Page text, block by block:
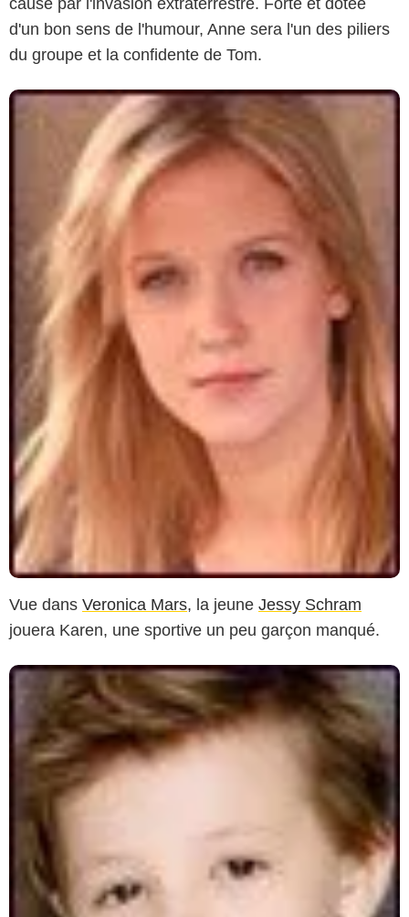
causé par l'invasion extraterrestre. Forte et dotée
d'un bon sens de l'humour, Anne sera l'un des piliers
du groupe et la confidente de Tom.
Vue dans Veronica Mars, la jeune Jessy Schram
jouera Karen, une sportive un peu garçon manqué.